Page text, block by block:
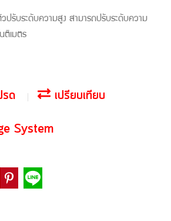
ปรับระดับความสูง สามารถปรับระดับความ
ติเมตร
รด เปรียบเทียบ
System